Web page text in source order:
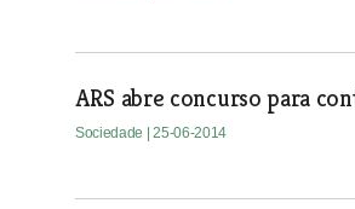
ARS abre concurso para
Sociedade | 25-06-2014